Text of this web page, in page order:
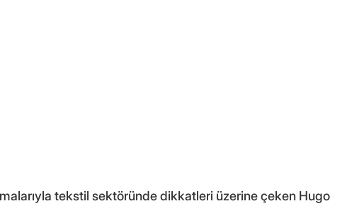
tekstil sektöründe dikkatleri üzerine çeken Hugo